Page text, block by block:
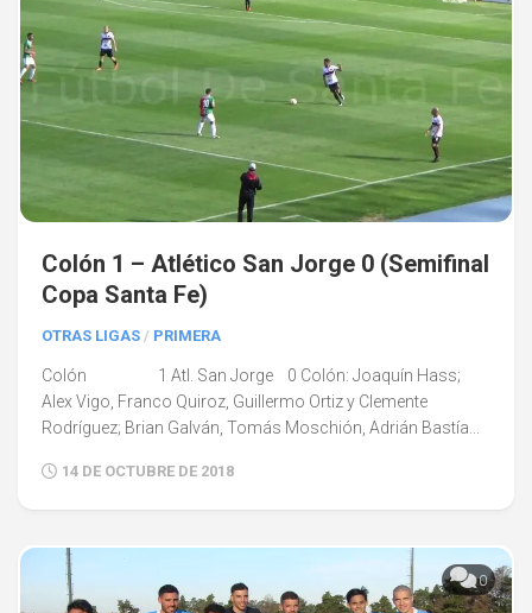
Colón 1 – Atlético San Jorge 0 (Semifinal
Copa Santa Fe)
OTRAS LIGAS / PRIMERA
Colón 1 Atl. San Jorge 0 Colón: Joaquín Hass;
Alex Vigo, Franco Quiroz, Guillermo Ortiz y Clemente
Rodríguez; Brian Galván, Tomás Moschión, Adrián Bastía...
14 DE OCTUBRE DE 2018
0